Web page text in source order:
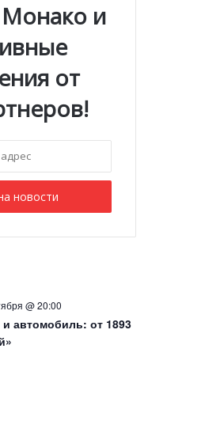
и
от
@ 20:00
автомобиль: от 1893